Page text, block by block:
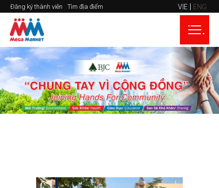
Đăng ký thành viên Tìm địa điểm VIE ENG